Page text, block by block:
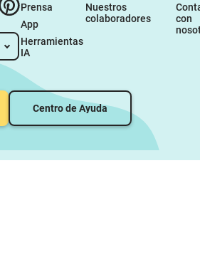
Prensa
App
Herramientas
IA
Nuestros
colaboradores
con
Centro de Ayuda